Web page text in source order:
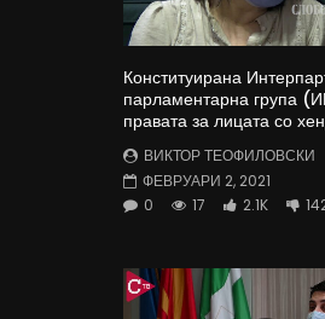
Конституирана
парламентарна група
правата за лицата со
ВИКТОР ТЕОФИЛОВСКИ
ФЕВРУАРИ 2, 2021
0
17 2.1K